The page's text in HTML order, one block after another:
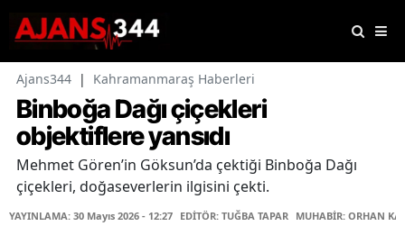
Ajans344 | Kahramanmaraş Haberleri
Binboğa Dağı çiçekleri
objektiflere yansıdı
Mehmet Gören’in Göksun’da çektiği Binboğa Dağı
çiçekleri, doğaseverlerin ilgisini çekti.
YAYINLAMA: 30 Mayıs 2026 - 12:27 EDİTÖR: TUĞBA TAPAR MUHABİR: ORHAN